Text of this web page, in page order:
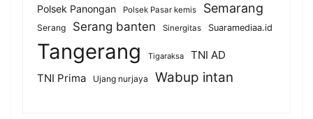
Polsek Panongan Polsek Pasar kemis Semarang
Serang Serang banten Sinergitas Suaramediaa.id
Tangerang Tigaraksa
TNI AD
TNI Prima
Ujang nurjaya Wabup intan